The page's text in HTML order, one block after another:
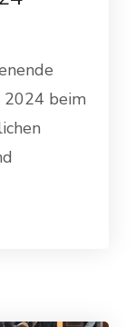
2024 beim